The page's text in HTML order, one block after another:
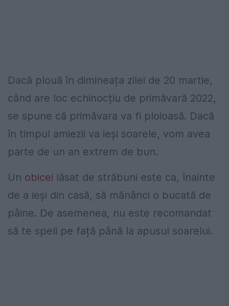
Dacă plouă în dimineața zilei de 20 martie,
când are loc echinocțiu de primăvară 2022,
se spune că primăvara va fi ploioasă. Dacă
în timpul amiezii va ieși soarele, vom avea
parte de un an extrem de bun.
Un obicei lăsat de străbuni este ca, înainte
de a ieși din casă, să mănânci o bucată de
pâine. De asemenea, nu este recomandat
să te speli pe față până la apusul soarelui.